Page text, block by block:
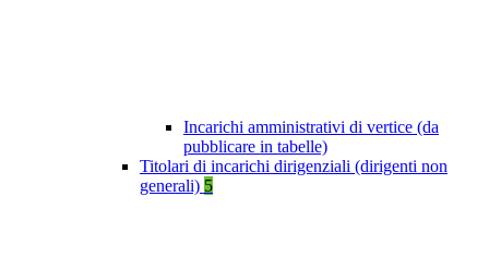
Incarichi amministrativi di vertice (da
pubblicare in tabelle)
Titolari di incarichi dirigenziali (dirigenti non
generali) 5